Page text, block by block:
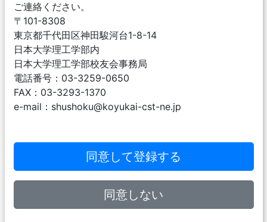
ご連絡ください。
〒101-8308
東京都千代田区神田駿河台1-8-14
日本大学理工学部内
日本大学理工学部校友会事務局
電話番号：03-3259-0650
FAX：03-3293-1370
e-mail：shushoku@koyukai-cst-ne.jp
同意して登録する
同意しない